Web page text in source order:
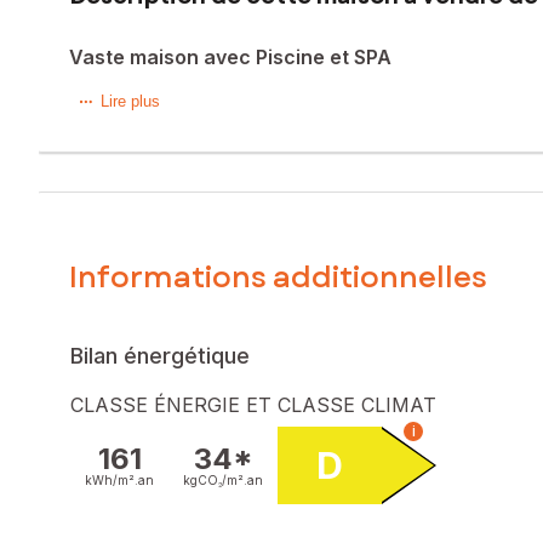
Vaste maison avec Piscine et SPA
Sur une parcelle de plus de 800m², magnifique villa
Les informations sur les risques auxquels ce bien est
Honoraires charge vendeur
Contactez votre conseiller SAFTI : Damien CASTAGNÉ,
801005141
Lire plus
Informations additionnelles
Bilan énergétique
CLASSE ÉNERGIE ET CLASSE CLIMAT
161
kWh/m². an
34*
kgCO₂/m². an D
i